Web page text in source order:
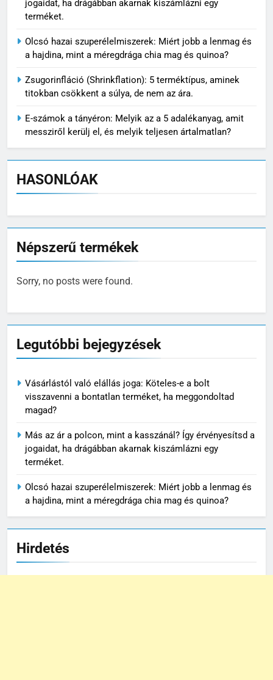
jogaidat, ha drágábban akarnak kiszámlázni egy
terméket.
Olcsó hazai szuperélelmiszerek: Miért jobb a lenmag és
a hajdina, mint a méregdrága chia mag és quinoa?
Zsugorinfláció (Shrinkflation): 5 terméktípus, aminek
titokban csökkent a súlya, de nem az ára.
E-számok a tányéron: Melyik az a 5 adalékanyag, amit
messziről kerülj el, és melyik teljesen ártalmatlan?
HASONLÓAK
Népszerű termékek
Sorry, no posts were found.
Legutóbbi bejegyzések
Vásárlástól való elállás joga: Köteles-e a bolt
visszavenni a bontatlan terméket, ha meggondoltad
magad?
Más az ár a polcon, mint a kasszánál? Így érvényesítsd a
jogaidat, ha drágábban akarnak kiszámlázni egy
terméket.
Olcsó hazai szuperélelmiszerek: Miért jobb a lenmag és
a hajdina, mint a méregdrága chia mag és quinoa?
Hirdetés